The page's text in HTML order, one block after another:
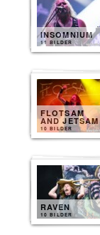
INSOMNIUM
11 BILDER
FLOTSAM
AND JETSAM
10 BILDER
RAVEN
10 BILDER